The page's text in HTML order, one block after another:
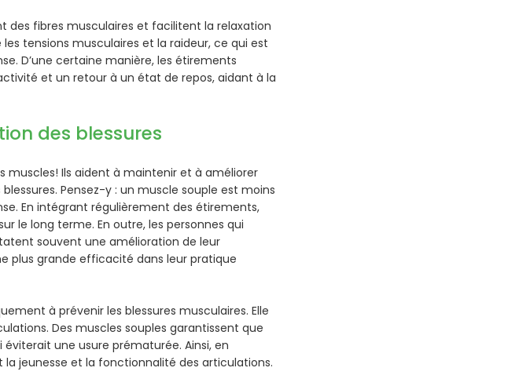
des fibres musculaires et facilitent la relaxation
tensions musculaires et la raideur, ce qui est
D’une certaine manière, les étirements
et un retour à un état de repos, aidant à la
des blessures
muscles! Ils aident à maintenir et à améliorer
Pensez-y : un muscle souple est moins
En intégrant régulièrement des étirements,
le long terme. En outre, les personnes qui
souvent une amélioration de leur
plus grande efficacité dans leur pratique
à prévenir les blessures musculaires. Elle
Des muscles souples garantissent que
une usure prématurée. Ainsi, en
jeunesse et la fonctionnalité des articulations.